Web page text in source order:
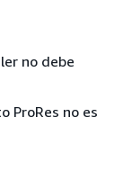
no debe
ProRes no es